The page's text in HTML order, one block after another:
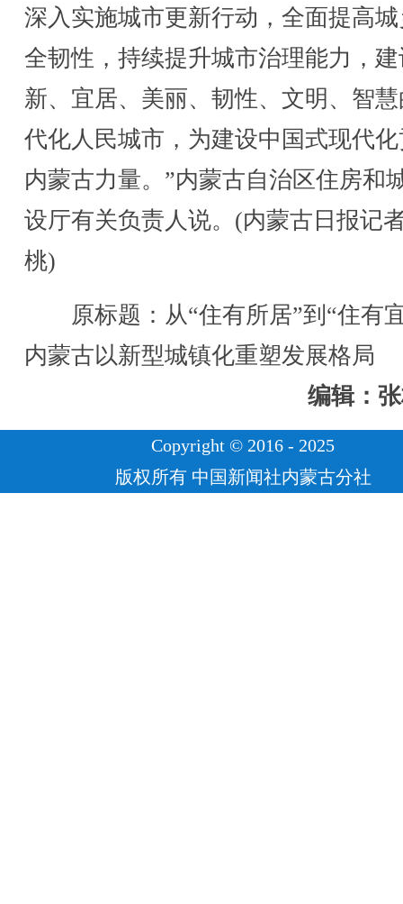
深入实施城市更新行动，全面提高
全韧性，持续提升城市治理能力，
新、宜居、美丽、韧性、文明、智
代化人民城市，为建设中国式现代
内蒙古力量。”内蒙古自治区住房和
设厅有关负责人说。(内蒙古日报记
桃)
原标题：从“住有所居”到“住有
内蒙古以新型城镇化重塑发展格局
编辑：
Copyright © 2016 - 2025
版权所有 中国新闻社内蒙古分社